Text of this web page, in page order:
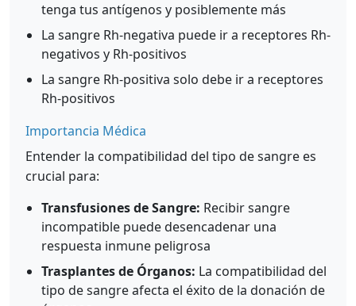
tenga tus antígenos y posiblemente más
La sangre Rh-negativa puede ir a receptores Rh-
negativos y Rh-positivos
La sangre Rh-positiva solo debe ir a receptores
Rh-positivos
Importancia Médica
Entender la compatibilidad del tipo de sangre es
crucial para:
Transfusiones de Sangre: Recibir sangre
incompatible puede desencadenar una
respuesta inmune peligrosa
Trasplantes de Órganos: La compatibilidad del
tipo de sangre afecta el éxito de la donación de